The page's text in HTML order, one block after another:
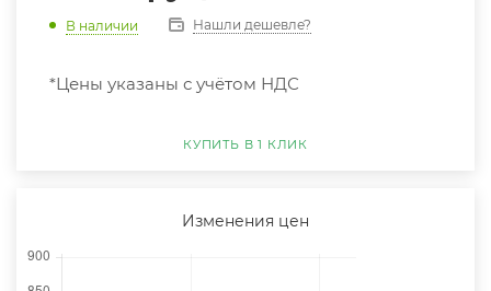
В наличии Нашли дешевле?
*Цены указаны с учётом НДС
КУПИТЬ В 1 КЛИК
Изменения цен